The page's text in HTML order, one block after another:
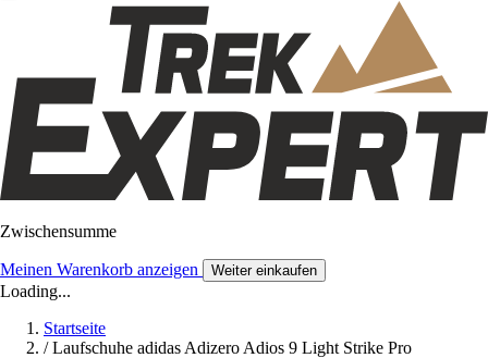
Zwischensumme
Meinen Warenkorb anzeigen Weiter einkaufen
Loading...
Startseite
/ Laufschuhe adidas Adizero Adios 9 Light Strike Pro